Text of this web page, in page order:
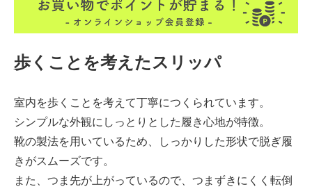
歩くことを考えたスリッパ
室内を歩くことを考えて丁寧につくられています。
シンプルな外観にしっとりとした履き心地が特徴。
靴の製法を用いているため、しっかりした形状で脱ぎ履
きがスムーズです。
また、つま先が上がっているので、つまずきにくく転倒